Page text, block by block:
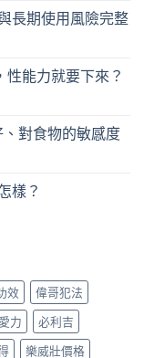
長期使用風險完整
性能力就要下來？
對食物的敏感度
樣？
效
偉哥犯法
力
必利吉
樂威壯價格